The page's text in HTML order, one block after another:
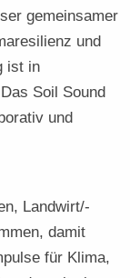
gemeinsamer
und
ist in
Soil Sound
und
Landwirt/-
damit
für Klima,